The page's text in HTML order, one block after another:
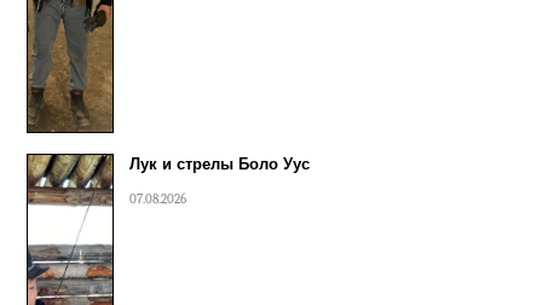
Лук и стрелы Боло Уус
07.08.2026